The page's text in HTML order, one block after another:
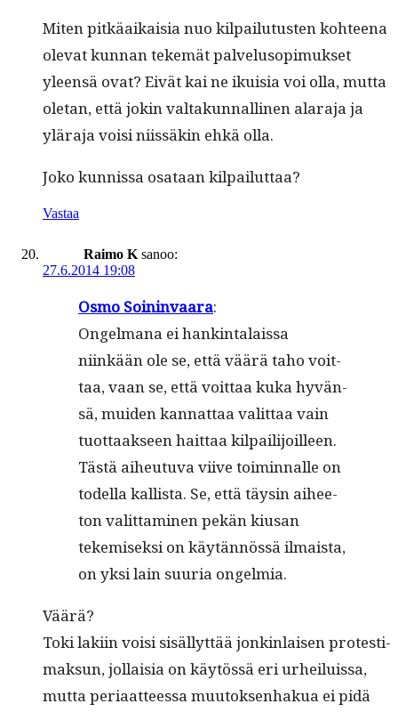
Miten pitkäaikaisia nuo kil­pailu­tusten kohteena
ole­vat kun­nan tekemät palvelu­sopimuk­set
yleen­sä ovat? Eivät kai ne ikuisia voi olla, mut­ta
ole­tan, että jokin val­takun­nalli­nen alara­ja ja
ylära­ja voisi niis­säkin ehkä olla.
Joko kun­nis­sa osa­taan kilpailuttaa?
Vastaa
Raimo K sanoo:
27.6.2014 19:08
Osmo Soin­in­vaara:
Ongel­mana ei han­k­in­ta­lais­sa
niinkään ole se, että väärä taho voit­
taa, vaan se, että voit­taa kuka hyvän­
sä, muiden kan­nat­taa valit­taa vain
tuot­taak­seen hait­taa kil­pail­i­joilleen.
Tästä aiheutu­va viive toimin­nalle on
todel­la kallista. Se, että täysin aihee­
ton valit­ta­mi­nen pekän kiu­san
tekemisek­si on käytän­nössä ilmaista,
on yksi lain suuria ongelmia.
Väärä?
Toki laki­in voisi sisäl­lyt­tää jonkin­laisen protes­ti­
mak­sun, jol­laisia on käytössä eri urheiluis­sa,
mut­ta peri­aat­teessa muu­tok­sen­hakua ei pidä